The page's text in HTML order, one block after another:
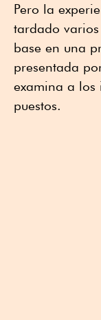
Pero la
tardado
base en una
presentada
examina a los
puestos.